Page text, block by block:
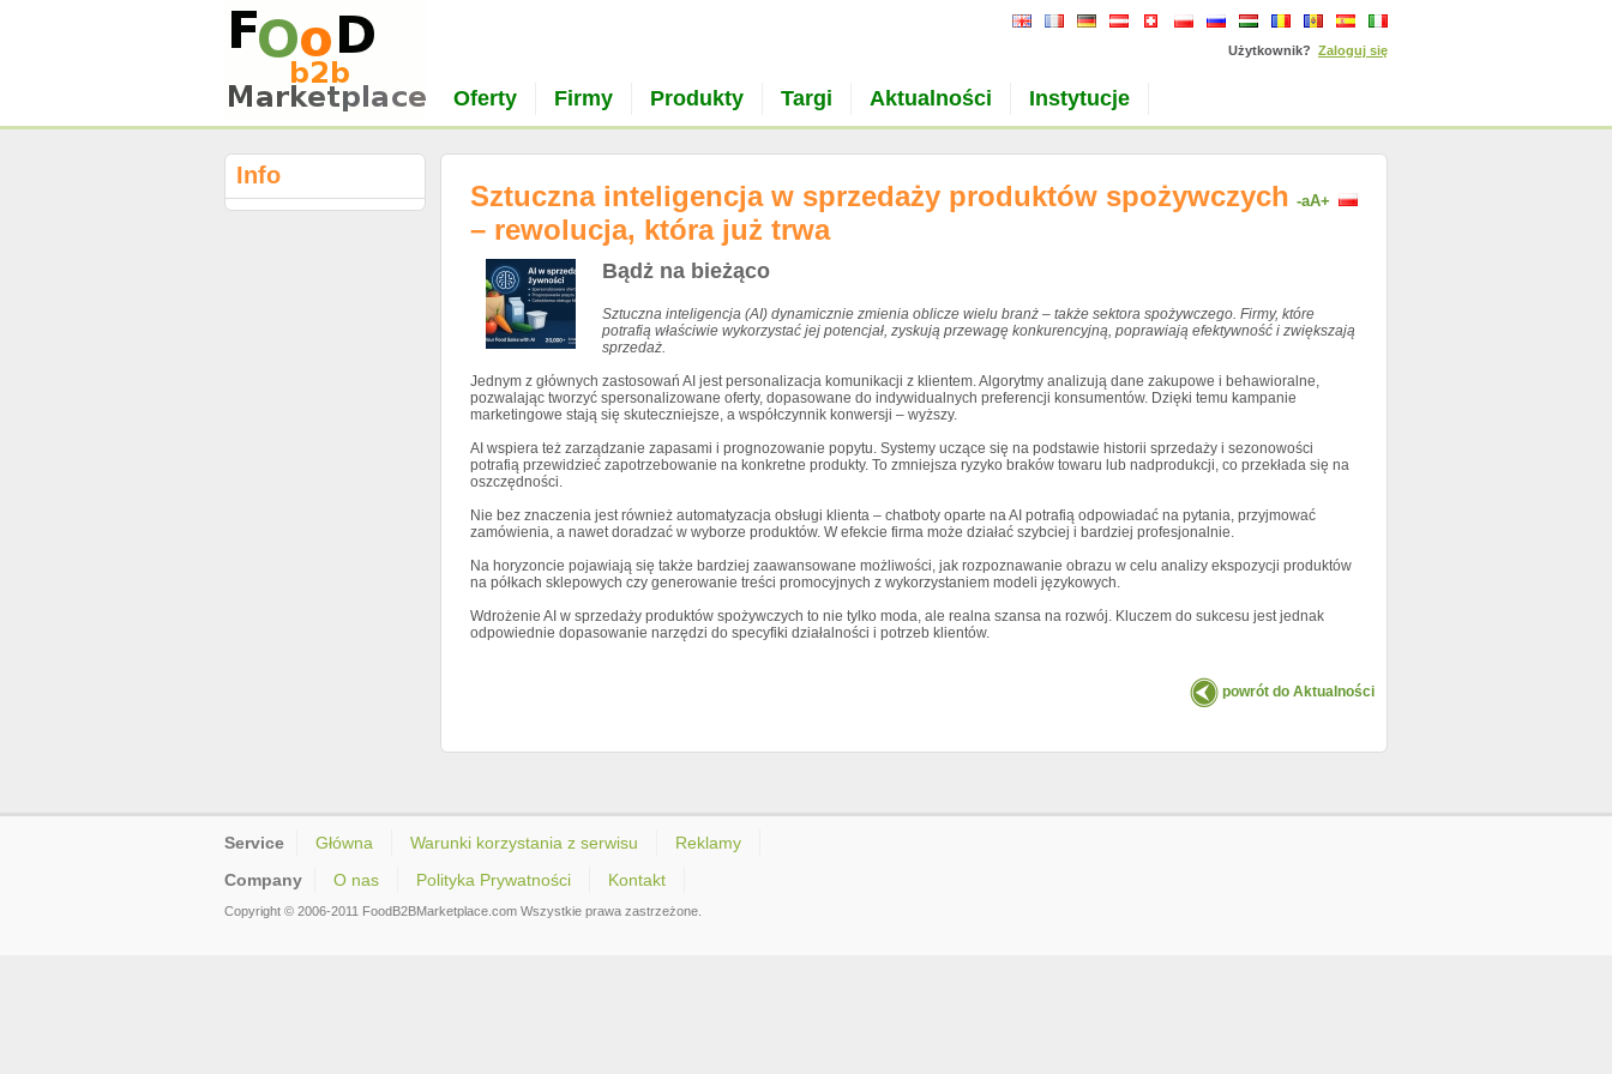
Użytkownik? Zaloguj się
Oferty Firmy Produkty Targi Aktualności Instytucje
Info
-aA+
Sztuczna inteligencja w sprzedaży produktów spożywczych
– rewolucja, która już trwa
Bądż na bieżąco
Sztuczna inteligencja (AI) dynamicznie zmienia oblicze wielu branż – także sektora spożywczego. Firmy, które
potrafią właściwie wykorzystać jej potencjał, zyskują przewagę konkurencyjną, poprawiają efektywność i zwiększają
sprzedaż.
Jednym z głównych zastosowań AI jest personalizacja komunikacji z klientem. Algorytmy analizują dane zakupowe i behawioralne,
pozwalając tworzyć spersonalizowane oferty, dopasowane do indywidualnych preferencji konsumentów. Dzięki temu kampanie
marketingowe stają się skuteczniejsze, a współczynnik konwersji – wyższy.
AI wspiera też zarządzanie zapasami i prognozowanie popytu. Systemy uczące się na podstawie historii sprzedaży i sezonowości
potrafią przewidzieć zapotrzebowanie na konkretne produkty. To zmniejsza ryzyko braków towaru lub nadprodukcji, co przekłada się na
oszczędności.
Nie bez znaczenia jest również automatyzacja obsługi klienta – chatboty oparte na AI potrafią odpowiadać na pytania, przyjmować
zamówienia, a nawet doradzać w wyborze produktów. W efekcie firma może działać szybciej i bardziej profesjonalnie.
Na horyzoncie pojawiają się także bardziej zaawansowane możliwości, jak rozpoznawanie obrazu w celu analizy ekspozycji produktów
na półkach sklepowych czy generowanie treści promocyjnych z wykorzystaniem modeli językowych.
Wdrożenie AI w sprzedaży produktów spożywczych to nie tylko moda, ale realna szansa na rozwój. Kluczem do sukcesu jest jednak
odpowiednie dopasowanie narzędzi do specyfiki działalności i potrzeb klientów.
powrót do Aktualności
Service Główna Warunki korzystania z serwisu
Reklamy
Company
O nas Polityka Prywatności Kontakt
Copyright © 2006-2011 FoodB2BMarketplace.com Wszystkie prawa zastrzeżone.